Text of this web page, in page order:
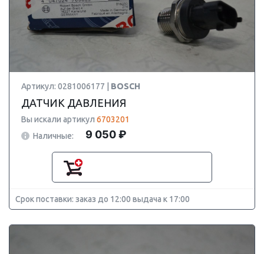
Артикул: 0281006177 | BOSCH
ДАТЧИК ДАВЛЕНИЯ
Вы искали артикул 6703201
Наличные:
9 050 ₽
Срок поставки: заказ до 12:00 выдача к 17:00